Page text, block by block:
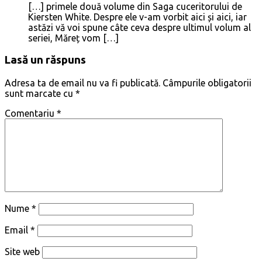
[…] primele două volume din Saga cuceritorului de
Kiersten White. Despre ele v-am vorbit aici și aici, iar
astăzi vă voi spune câte ceva despre ultimul volum al
seriei, Măreț vom […]
Lasă un răspuns
Adresa ta de email nu va fi publicată. Câmpurile obligatorii
sunt marcate cu *
Comentariu *
Nume *
Email *
Site web